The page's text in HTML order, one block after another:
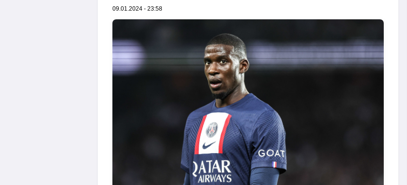
09.01.2024 - 23:58